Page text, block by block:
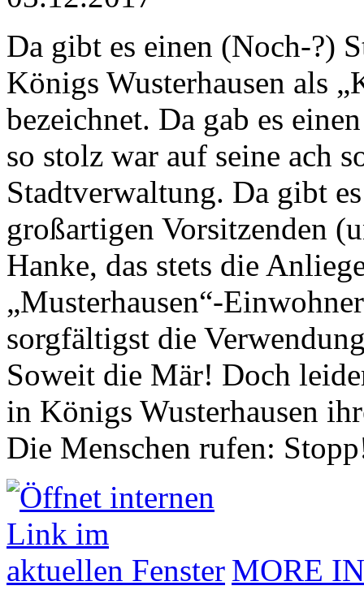
Da gibt es einen (Noch-?)
Königs Wusterhausen als
bezeichnet. Da gab es
so stolz war auf seine ach
Stadtverwaltung. Da gibt
großartigen Vorsitzenden
Hanke, das stets die
„Musterhausen“-
sorgfältigst die
Soweit die Mär! Doch
in Königs Wusterhausen
Die Menschen rufen:
MORE